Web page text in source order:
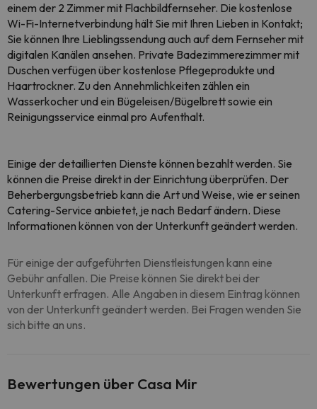
einem der 2 Zimmer mit Flachbildfernseher. Die kostenlose
Wi-Fi-Internetverbindung hält Sie mit Ihren Lieben in Kontakt;
Sie können Ihre Lieblingssendung auch auf dem Fernseher mit
digitalen Kanälen ansehen. Private Badezimmerezimmer mit
Duschen verfügen über kostenlose Pflegeprodukte und
Haartrockner. Zu den Annehmlichkeiten zählen ein
Wasserkocher und ein Bügeleisen/Bügelbrett sowie ein
Reinigungsservice einmal pro Aufenthalt.
Einige der detaillierten Dienste können bezahlt werden. Sie
können die Preise direkt in der Einrichtung überprüfen. Der
Beherbergungsbetrieb kann die Art und Weise, wie er seinen
Catering-Service anbietet, je nach Bedarf ändern. Diese
Informationen können von der Unterkunft geändert werden.
Für einige der aufgeführten Dienstleistungen kann eine
Gebühr anfallen. Die Preise können Sie direkt bei der
Unterkunft erfragen. Alle Angaben in diesem Eintrag können
von der Unterkunft geändert werden. Bei Fragen wenden Sie
sich bitte an uns.
Bewertungen über Casa Mir